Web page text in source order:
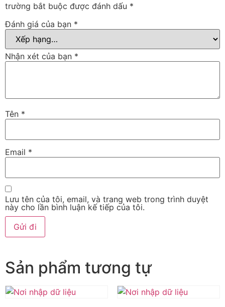
trường bắt buộc được đánh dấu *
Đánh giá của bạn *
Nhận xét của bạn *
Tên *
Email *
Lưu tên của tôi, email, và trang web trong trình duyệt
này cho lần bình luận kế tiếp của tôi.
Sản phẩm tương tự